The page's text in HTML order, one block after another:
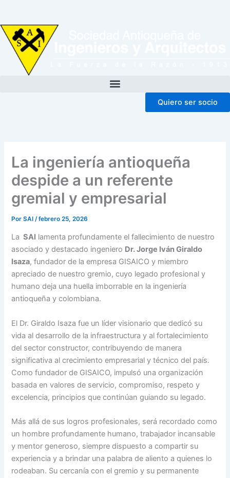
contenido
Quiero ser socio
La ingeniería antioqueña
despide a un referente
gremial y empresarial
PorSAI /febrero 25, 2026
La SAI lamenta profundamente el fallecimiento de nuestro
asociado y destacado ingeniero Dr. Jorge Iván Giraldo
Isaza, fundador de la empresa GISAICO y miembro
apreciado de nuestro gremio, cuyo legado profesional y
humano deja una huella imborrable en la ingeniería
antioqueña y colombiana.
El Dr. Giraldo Isaza fue un líder visionario que dedicó su
vida al desarrollo de la infraestructura y al fortalecimiento
del sector constructor, contribuyendo de manera
significativa al crecimiento empresarial y técnico del país.
Como fundador de GISAICO, impulsó una organización
basada en valores de servicio, compromiso, respeto y
excelencia, principios que continúan guiando su legado.
Más allá de sus logros profesionales, será recordado como
un hombre profundamente humano, trabajador incansable
y mentor generoso, siempre dispuesto a compartir su
experiencia y a brindar una palabra de aliento a quienes lo
rodeaban. Su cercanía con el gremio y su permanente